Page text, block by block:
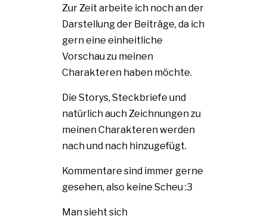
Zur Zeit arbeite ich noch an der
Darstellung der Beiträge, da ich
gern eine einheitliche
Vorschau zu meinen
Charakteren haben möchte.
Die Storys, Steckbriefe und
natürlich auch Zeichnungen zu
meinen Charakteren werden
nach und nach hinzugefügt.
Kommentare sind immer gerne
gesehen, also keine Scheu :3
Man sieht sich